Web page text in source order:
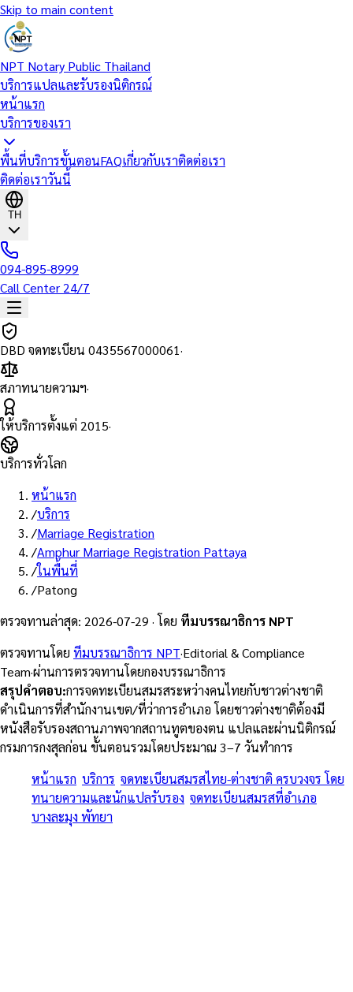
Skip to main content
NPT Notary Public Thailand
บริการแปลและรับรองนิติกรณ์
หน้าแรก
บริการของเรา
พื้นที่บริการขั้นตอนFAQเกี่ยวกับเราติดต่อเรา
ติดต่อเราวันนี้
TH
094-895-8999
Call Center 24/7
DBD จดทะเบียน 0435567000061·
สภาทนายความฯ·
ให้บริการตั้งแต่ 2015·
บริการทั่วโลก
หน้าแรก
/บริการ
/Marriage Registration
/Amphur Marriage Registration Pattaya
/ในพื้นที่
/Patong
ตรวจทานล่าสุด: 2026-07-29 · โดย ทีมบรรณาธิการ NPT
ตรวจทานโดย ทีมบรรณาธิการ NPT·Editorial & Compliance
Team·ผ่านการตรวจทานโดยกองบรรณาธิการ
สรุปคำตอบ:การจดทะเบียนสมรสระหว่างคนไทยกับชาวต่างชาติ
ดำเนินการที่สำนักงานเขต/ที่ว่าการอำเภอ โดยชาวต่างชาติต้องมี
หนังสือรับรองสถานภาพจากสถานทูตของตน แปลและผ่านนิติกรณ์
กรมการกงสุลก่อน ขั้นตอนรวมโดยประมาณ 3–7 วันทำการ
หน้าแรก บริการ จดทะเบียนสมรสไทย-ต่างชาติ ครบวงจร โดย
ทนายความและนักแปลรับรอง จดทะเบียนสมรสที่อำเภอ
บางละมุง พัทยา